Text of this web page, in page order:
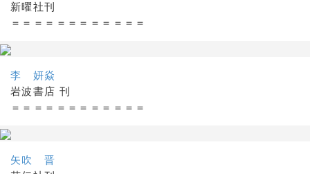
新曜社刊
＝＝＝＝＝＝＝＝＝＝＝＝
李 妍焱
岩波書店 刊
＝＝＝＝＝＝＝＝＝＝＝＝
矢吹 晋